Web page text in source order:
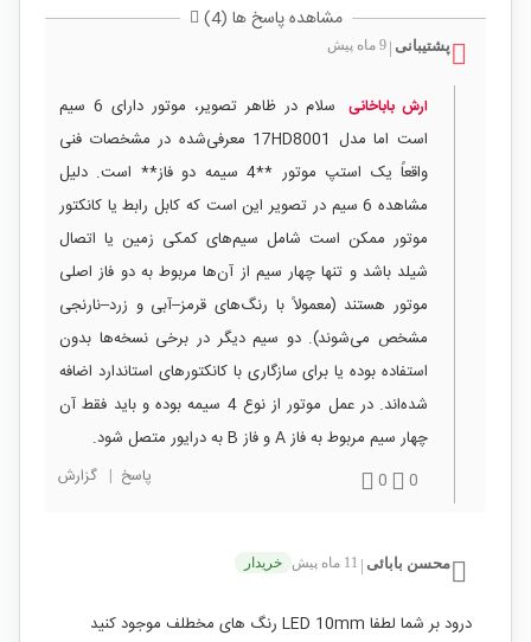
مشاهده پاسخ ها (4)
پشتیبانی 9 ماه پیش
ارش باباخانی
سلام در ظاهر تصویر، موتور دارای 6 سیم
است اما مدل 17HD8001 معرفی‌شده در مشخصات فنی
واقعاً یک استپ موتور **4 سیمه دو فاز** است. دلیل
مشاهده 6 سیم در تصویر این است که کابل رابط یا کانکتور
موتور ممکن است شامل سیم‌های کمکی زمین یا اتصال
شیلد باشد و تنها چهار سیم از آن‌ها مربوط به دو فاز اصلی
موتور هستند (معمولاً با رنگ‌های قرمز–آبی و زرد–نارنجی
مشخص می‌شوند). دو سیم دیگر در برخی نسخه‌ها بدون
استفاده بوده یا برای سازگاری با کانکتورهای استاندارد اضافه
شده‌اند. در عمل موتور از نوع 4 سیمه بوده و باید فقط آن
چهار سیم مربوط به فاز A و فاز B به درایور متصل شود.
0
0 پاسخ | گزارش
محسن بابائی 11 ماه پیش خریدار
درود بر شما لطفا LED 10mm رنگ های مخطلف موجود کنید